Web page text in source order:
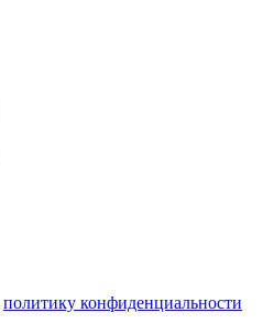
политику конфиденциальности